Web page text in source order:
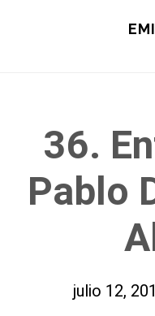
36.
Pablo
julio 12,